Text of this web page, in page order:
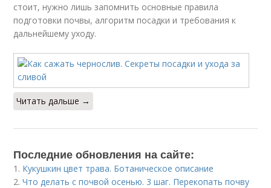
стоит, нужно лишь запомнить основные правила
подготовки почвы, алгоритм посадки и требования к
дальнейшему уходу.
Читать дальше →
Последние обновления на сайте:
1. Кукушкин цвет трава. Ботаническое описание
2.Что делать с почвой осенью. 3 шаг. Перекопать почву